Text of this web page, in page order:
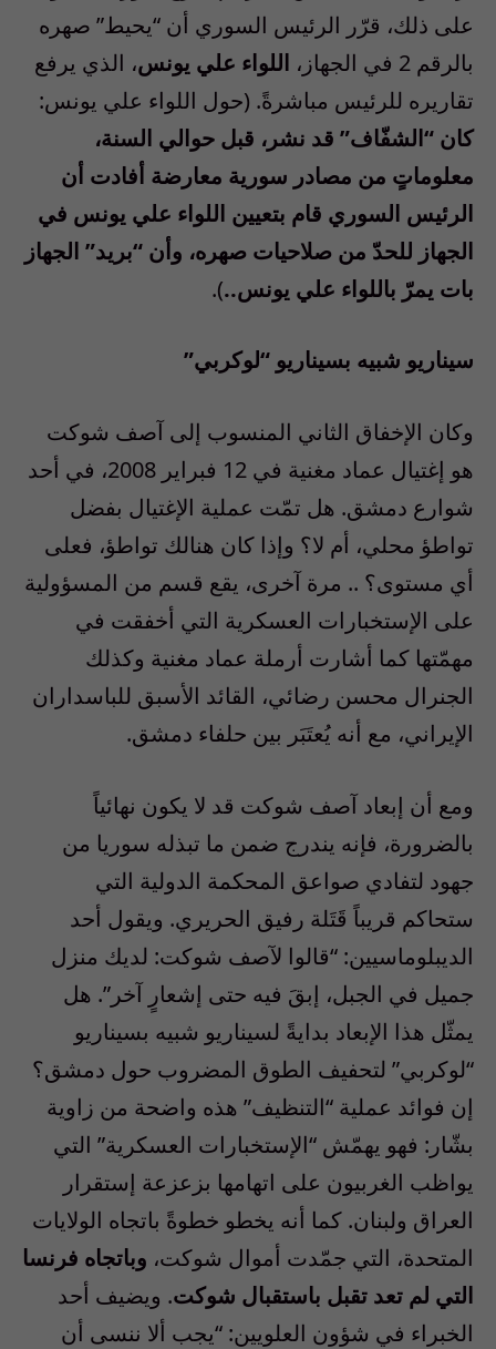
على ذلك، قرّر الرئيس السوري أن “يحيط” صهره
بالرقم 2 في الجهاز،
اللواء علي يونس، الذي يرفع
تقاريره للرئيس مباشرةً. (حول اللواء علي يونس:
كان “الشفّاف” قد نشر، قبل حوالي السنة،
معلوماتٍ من مصادر سورية معارضة أفادت أن
الرئيس السوري قام بتعيين اللواء علي يونس في
الجهاز للحدّ من صلاحيات صهره، وأن “بريد” الجهاز
بات يمرّ باللواء علي يونس..).
سيناريو شبيه بسيناريو “لوكربي”
وكان الإخفاق الثاني المنسوب إلى آصف شوكت
هو إغتيال عماد مغنية في 12 فبراير 2008، في أحد
شوارع دمشق. هل تمّت عملية الإغتيال بفضل
تواطؤ محلي، أم لا؟ وإذا كان هنالك تواطؤ، فعلى
أي مستوى؟ .. مرة آخرى، يقع قسم من المسؤولية
على الإستخبارات العسكرية التي أخفقت في
مهمّتها كما أشارت أرملة عماد مغنية وكذلك
الجنرال محسن رضائي، القائد الأسبق للباسداران
الإيراني، مع أنه يُعتَبَر بين حلفاء دمشق.
ومع أن إبعاد آصف شوكت قد لا يكون نهائياً
بالضرورة، فإنه يندرج ضمن ما تبذله سوريا من
جهود لتفادي صواعق المحكمة الدولية التي
ستحاكم قريباً قَتَلة رفيق الحريري. ويقول أحد
الديبلوماسيين: “قالوا لآصف شوكت: لديك منزل
جميل في الجبل، إبقَ فيه حتى إشعارٍ آخر”. هل
يمثّل هذا الإبعاد بدايةً لسيناريو شبيه بسيناريو
“لوكربي” لتحفيف الطوق المضروب حول دمشق؟
إن فوائد عملية “التنظيف” هذه واضحة من زاوية
بشّار: فهو يهمّش “الإستخبارات العسكرية” التي
يواظب الغربيون على اتهامها بزعزعة إستقرار
العراق ولبنان. كما أنه يخطو خطوةً باتجاه الولايات
المتحدة، التي جمّدت أموال شوكت، وباتجاه فرنسا
التي لم تعد تقبل باستقبال شوكت. ويضيف أحد
الخبراء في شؤون العلويين: “يجب ألا ننسى أن